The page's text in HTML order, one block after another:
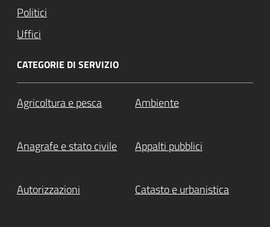
Politici
Uffici
CATEGORIE DI SERVIZIO
Agricoltura e pesca Ambiente
Anagrafe e stato civile Appalti pubblici
Autorizzazioni Catasto e urbanistica